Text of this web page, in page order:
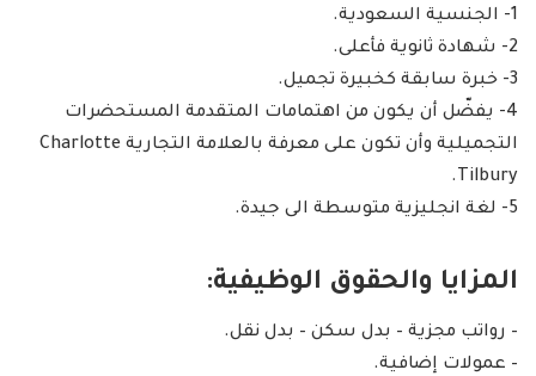
1- الجنسية السعودية.
2- شهادة ثانوية فأعلى.
3- خبرة سابقة كخبيرة تجميل.
4- يفضّل أن يكون من اهتمامات المتقدمة المستحضرات
التجميلية وأن تكون على معرفة بالعلامة التجارية Charlotte
Tilbury.
5- لغة انجليزية متوسطة الى جيدة.
المزايا والحقوق الوظيفية:
– رواتب مجزية – بدل سكن – بدل نقل.
– عمولات إضافية.